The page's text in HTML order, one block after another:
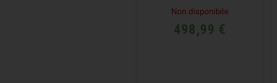
Non disponibile
498,99 €